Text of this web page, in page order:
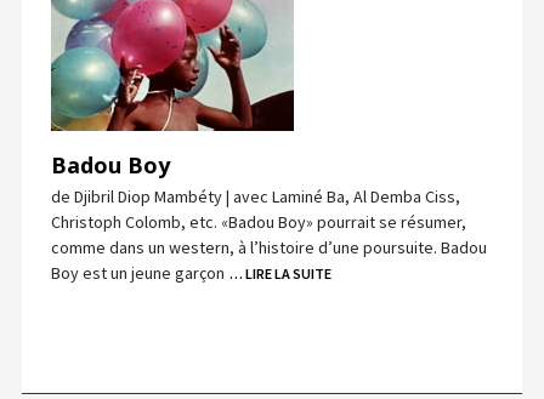
Badou Boy
de Djibril Diop Mambéty | avec Laminé Ba, Al Demba Ciss,
Christoph Colomb, etc. «Badou Boy» pourrait se résumer,
comme dans un western, à l’histoire d’une poursuite. Badou
Boy est un jeune garçon … LIRE LA SUITE